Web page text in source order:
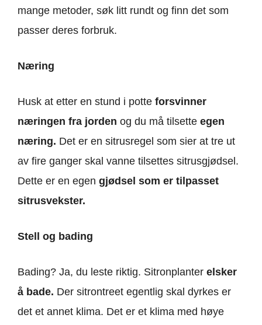
mange metoder, søk litt rundt og finn det som
passer deres forbruk.
Næring
Husk at etter en stund i potte forsvinner
næringen fra jorden og du må tilsette egen
næring. Det er en sitrusregel som sier at tre ut
av fire ganger skal vanne tilsettes sitrusgjødsel.
Dette er en egen gjødsel som er tilpasset
sitrusvekster.
Stell og bading
Bading? Ja, du leste riktig. Sitronplanter elsker
å bade. Der sitrontreet egentlig skal dyrkes er
det et annet klima. Det er et klima med høye